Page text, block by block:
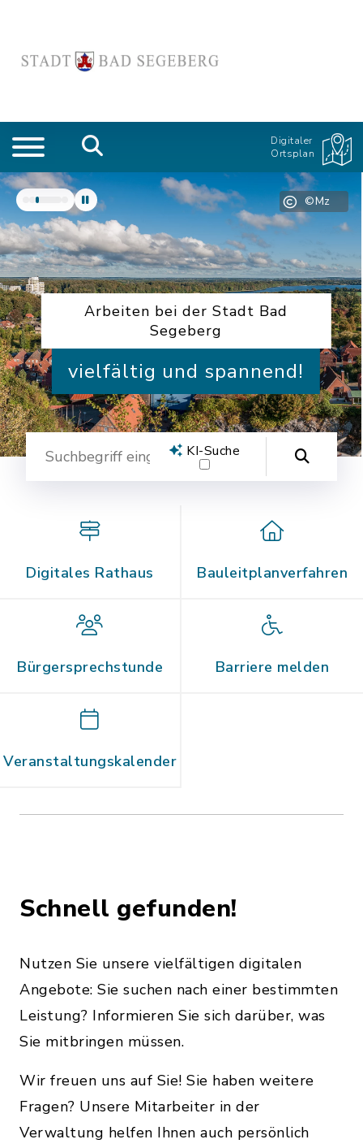
Digitaler
Ortsplan
Arbeiten bei der Stadt Bad
Segeberg
vielfältig und spannend!
©Mz
Suche
KI-Suche
KI-Suche aktivieren
Digitales Rathaus Bauleitplanverfahren
Bürgersprechstunde Barriere melden
Veranstaltungskalender
Schnell gefunden!
Nutzen Sie unsere vielfältigen digitalen
Angebote: Sie suchen nach einer bestimmten
Leistung? Informieren Sie sich darüber, was
Sie mitbringen müssen.
Wir freuen uns auf Sie! Sie haben weitere
Fragen? Unsere Mitarbeiter in der
Verwaltung helfen Ihnen auch persönlich